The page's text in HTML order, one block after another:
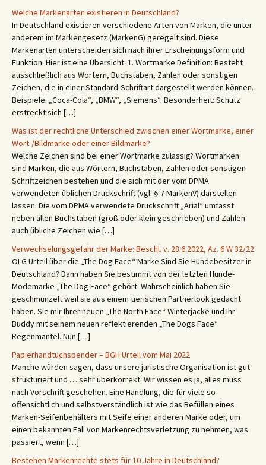
Welche Markenarten existieren in Deutschland?
In Deutschland existieren verschiedene Arten von Marken, die unter
anderem im Markengesetz (MarkenG) geregelt sind. Diese
Markenarten unterscheiden sich nach ihrer Erscheinungsform und
Funktion. Hier ist eine Übersicht: 1. Wortmarke Definition: Besteht
ausschließlich aus Wörtern, Buchstaben, Zahlen oder sonstigen
Zeichen, die in einer Standard-Schriftart dargestellt werden können.
Beispiele: „Coca-Cola“, „BMW“, „Siemens“. Besonderheit: Schutz
erstreckt sich […]
Was ist der rechtliche Unterschied zwischen einer Wortmarke, einer
Wort-/Bildmarke oder einer Bildmarke?
Welche Zeichen sind bei einer Wortmarke zulässig? Wortmarken
sind Marken, die aus Wörtern, Buchstaben, Zahlen oder sonstigen
Schriftzeichen bestehen und die sich mit der vom DPMA
verwendeten üblichen Druckschrift (vgl. § 7 MarkenV) darstellen
lassen. Die vom DPMA verwendete Druckschrift „Arial“ umfasst
neben allen Buchstaben (groß oder klein geschrieben) und Zahlen
auch übliche Zeichen wie […]
Verwechselungsgefahr der Marke: Beschl. v. 28.6.2022, Az. 6 W 32/22
OLG Urteil über die „The Dog Face“ Marke Sind Sie Hundebesitzer in
Deutschland? Dann haben Sie bestimmt von der letzten Hunde-
Modemarke „The Dog Face“ gehört. Wahrscheinlich haben Sie
geschmunzelt weil sie aus einem tierischen Partnerlook gedacht
haben. Sie mir Ihrer neuen „The North Face“ Winterjacke und Ihr
Buddy mit seinem neuen reflektierenden „The Dogs Face“
Regenmantel. Nun […]
Papierhandtuchspender – BGH Urteil vom Mai 2022
Manche würden sagen, dass unsere juristische Organisation ist gut
strukturiert und … sehr überkorrekt. Wir wissen es ja, alles muss
nach Vorschrift geschehen. Eine Handlung, die für viele so
offensichtlich und selbstverständlich ist wie das Befüllen eines
Marken-Seifenbehälters mit Seife einer anderen Marke oder, um
einen bekannten Fall von Markenrechtsverletzung zu nehmen, was
passiert, wenn […]
Bestehen Markenrechte stets für 10 Jahre in Deutschland?